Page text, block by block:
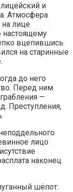
и
Атмосфера
лице
настоящему
вцепившись
на старинные
до него
Перед ним
—
Преступления,
лицо
наконец
шёпот: